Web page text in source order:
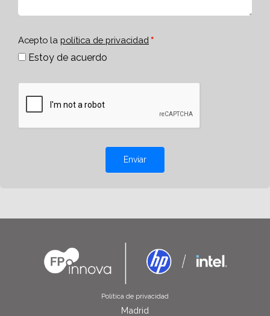
Acepto la política de privacidad
Estoy de acuerdo
Enviar
Política de privacidad
Madrid